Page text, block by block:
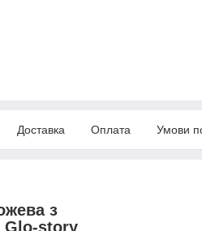
Доставка Оплата Умови
з
Glo-story